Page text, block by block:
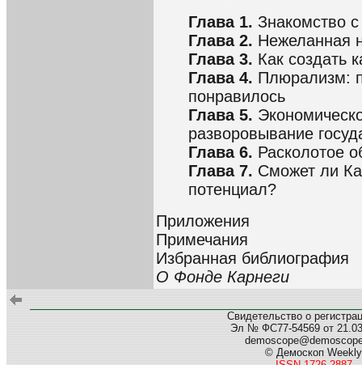
Глава 1. Знакомство
Глава 2. Нежеланная
Глава 3. Как создать
Глава 4. Плюрализм:
понравилось
Глава 5.
разворовывание
Глава 6. Расколотое
Глава 7. Сможет ли
потенциал?
Приложения
Примечания
Избранная библиография
О Фонде Карнеги
Свидетельство о
Эл № ФС77-54569 от
© Демоскоп Weekly